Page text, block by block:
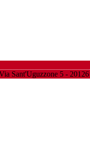
Sant'Uguzzone 5 -